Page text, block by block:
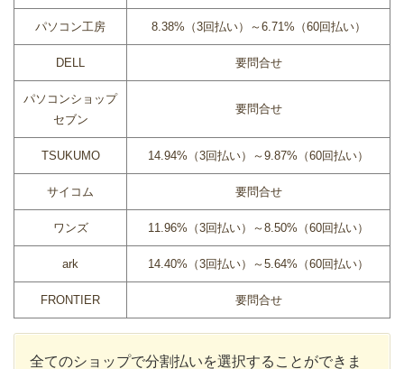
パソコン工房 8.38%（3回払い）～6.71%（60回払い）
DELL 要問合せ
パソコンショップ
セブン
要問合せ
TSUKUMO 14.94%（3回払い）～9.87%（60回払い）
サイコム 要問合せ
ワンズ 11.96%（3回払い）～8.50%（60回払い）
ark 14.40%（3回払い）～5.64%（60回払い）
FRONTIER 要問合せ
全てのショップで分割払いを選択することができま